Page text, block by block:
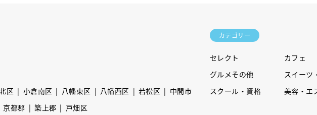
区 小倉南区 八幡東区 八幡西区 若松区
中間市
京都郡 築上郡
戸畑区
カテゴリー
セレクト
カフェ
グルメその他
スイーツ
スクール・資格
美容・エ